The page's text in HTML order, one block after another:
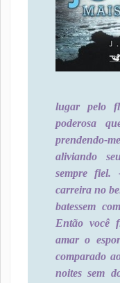
lugar pelo
poderosa
prendendo-
aliviando
sempre fiel.
carreira no
batessem
Então você
amar o
comparado
noites sem